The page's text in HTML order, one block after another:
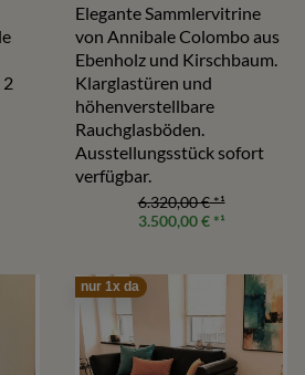
Elegante Sammlervitrine
von Annibale Colombo aus
Ebenholz und Kirschbaum.
Klarglastüren und
höhenverstellbare
Rauchglasböden.
Ausstellungsstück sofort
verfügbar.
6.320,00 €*¹
3.500,00 €*¹
nur 1x da